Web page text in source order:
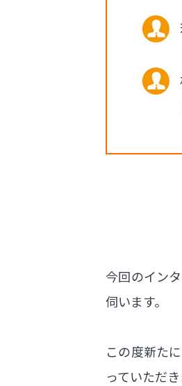
今回のイン
伺います。
この度新た
っていただき